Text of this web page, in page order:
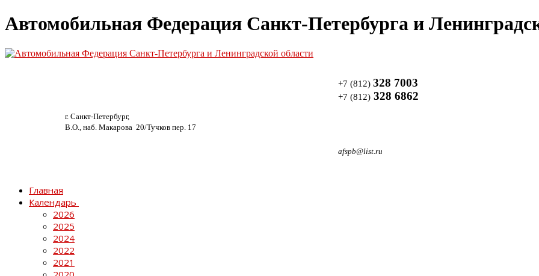
Автомобильная Федерация Санкт-Петербурга и
г. Санкт-Петербург,
В.О., наб. Макарова 20/Тучков пер. 17
+7 (812) 328 7003
+7 (812) 328 6862
afspb@list.ru
Главная
Календарь
2026
2025
2024
2022
2021